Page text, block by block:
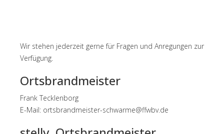
Wir stehen jederzeit gerne für Fragen und Anregungen zur
Verfügung.
Ortsbrandmeister
Frank Tecklenborg
E-Mail: ortsbrandmeister-schwarme@ffwbv.de